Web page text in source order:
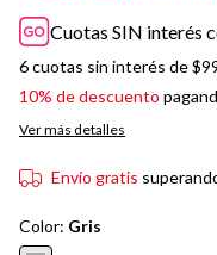
Cuotas SIN interés
6cuotas sin interés de
10% de descuento
Ver más detalles
Envío gratis
Color: Gris